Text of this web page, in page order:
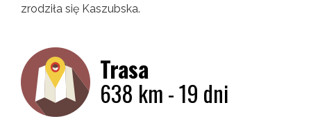
zrodziła się Kaszubska.
Trasa
638 km - 19 dni